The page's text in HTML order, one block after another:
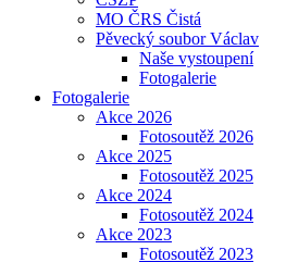
MO ČRS Čistá
Pěvecký soubor Václav
Naše vystoupení
Fotogalerie
Fotogalerie
Akce 2026
Fotosoutěž 2026
Akce 2025
Fotosoutěž 2025
Akce 2024
Fotosoutěž 2024
Akce 2023
Fotosoutěž 2023